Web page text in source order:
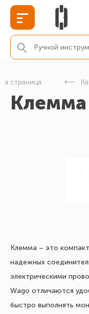
страница
Клемма
Клемма – это
надежных
электрическими
Wago отличаются
быстро выполнять